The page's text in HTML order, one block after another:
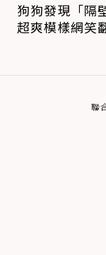
狗狗發現「隔
超爽模樣網笑
聯